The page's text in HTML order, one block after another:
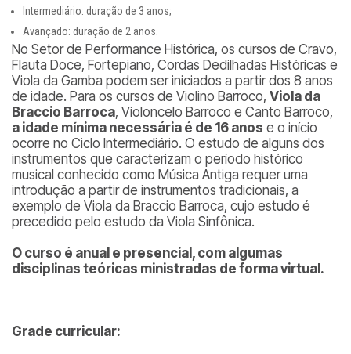
Intermediário: duração de 3 anos;
Avançado: duração de 2 anos.
No Setor de Performance Histórica, os cursos de Cravo,
Flauta Doce, Fortepiano, Cordas Dedilhadas Históricas e
Viola da Gamba podem ser iniciados a partir dos 8 anos
de idade. Para os cursos de Violino Barroco, Viola da
Braccio Barroca, Violoncelo Barroco e Canto Barroco,
a idade mínima necessária é de 16 anos e o início
ocorre no Ciclo Intermediário. O estudo de alguns dos
instrumentos que caracterizam o período histórico
musical conhecido como Música Antiga requer uma
introdução a partir de instrumentos tradicionais, a
exemplo de Viola da Braccio Barroca, cujo estudo é
precedido pelo estudo da Viola Sinfônica.
O curso é anual e presencial, com algumas
disciplinas teóricas ministradas de forma virtual.
Grade curricular: